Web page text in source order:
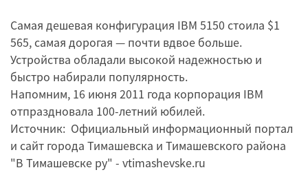
Самая дешевая конфигурация IBM 5150 стоила $1
565, самая дорогая — почти вдвое больше.
Устройства обладали высокой надежностью и
быстро набирали популярность.
Напомним, 16 июня 2011 года корпорация IBM
отпраздновала 100-летний юбилей.
Источник: Официальный информационный портал
и сайт города Тимашевска и Тимашевского района
"В Тимашевске ру" - vtimashevske.ru